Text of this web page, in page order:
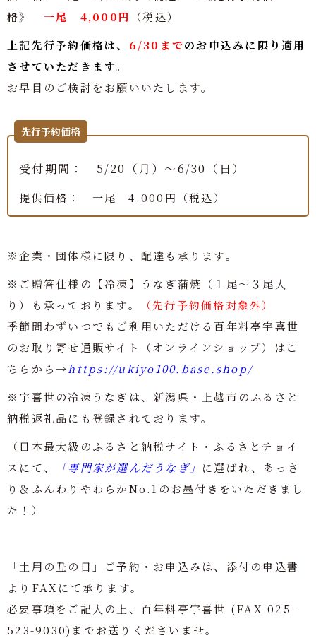
格》
一尾 4,000円
（税込）
上記先行予約価格は、 6/30までのお申込みに限り適用
させていただきます。
お早目のご検討をお願いいたします。
先行予約価格
受付期間： 5/20（月）～6/30（日）
提供価格： 一尾 4,000円（税込）
※企業・団体様に限り、配達も承ります。
※ご贈答仕様の【冷凍】うなぎ蒲焼（１尾～３尾入
り）も承っております。
（先行予約価格対象外）
季節問わずいつでもご利用いただける百年料亭宇喜世
のお取り寄せ通販サイト（オンラインショップ）はこ
ちらから→https://ukiyo100.base.shop/
※宇喜世の冷凍うなぎは、新潟県・上越市のふるさと
納税返礼品にも登録されております。
（日本最大級のふるさと納税サイト・ふるさとチョイ
スにて、
「専門家が選んだうなぎ」 に選ばれ、あっさ
り＆ふんわりやわらかNo.1のお墨付きをいただきまし
た！）
「土用の丑の日」ご予約・お申込みは、添付の申込書
よりFAXにて承ります。
必要事項をご記入の上、百年料亭宇喜世 (FAX 025-
523-9030)までお送りくださいませ。